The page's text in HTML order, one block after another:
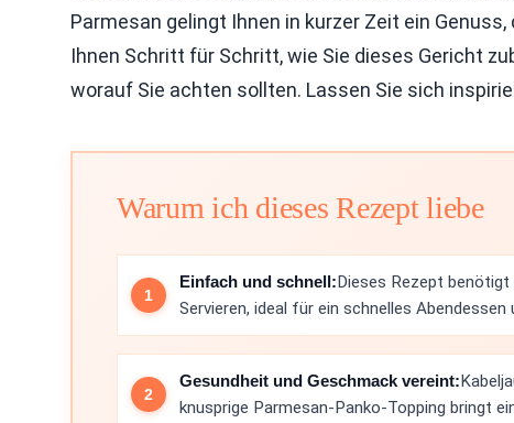
Parmesan gelingt Ihnen in kurzer Zeit ein
Ihnen Schritt für Schritt, wie Sie dieses Gericht
worauf Sie achten sollten. Lassen Sie sich
Warum ich dieses Rezept liebe
Einfach und schnell:Dieses Rezept
Servieren, ideal für ein schnelles Abendessen
Gesundheit und Geschmack vereint:
knusprige Parmesan-Panko-Topping bringt